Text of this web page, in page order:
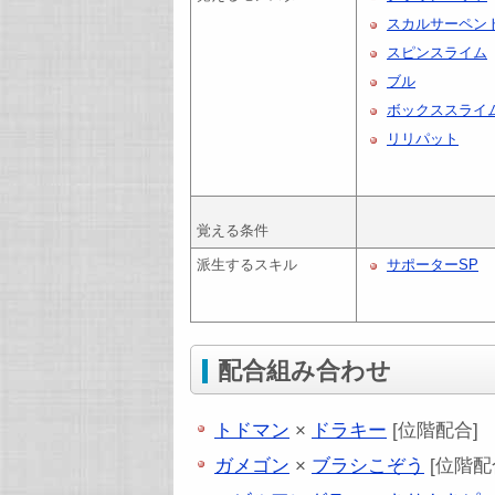
スカルサーペン
スピンスライム
ブル
ボックススライ
リリパット
覚える条件
派生するスキル サポーターSP
配合組み合わせ
トドマン × ドラキー [位階配合]
ガメゴン × ブラシこぞう [位階